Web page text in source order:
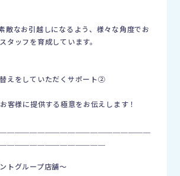
敵なお引越しになるよう、様々な角度でお
タッフを育成しています。
えをしていただくサポート②
客様に提供する極意をお伝えします！
トグループ店舗〜